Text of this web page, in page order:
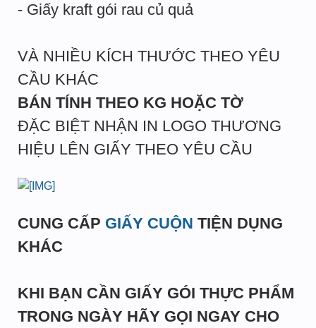
- Giấy kraft gói rau củ quả
VÀ NHIỀU KÍCH THƯỚC THEO YÊU
CẦU KHÁC
BÁN TÍNH THEO KG HOẶC TỜ
ĐẶC BIỆT NHẬN IN LOGO THƯƠNG
HIỆU LÊN GIẤY THEO YÊU CẦU
CUNG CẤP GIẤY CUỘN TIỆN DỤNG
KHÁC
KHI BẠN CẦN GIẤY GÓI THỰC PHẨM
TRONG NGÀY HÃY GỌI NGAY CHO